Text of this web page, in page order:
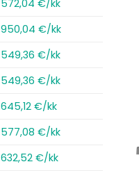
572,04 €/kk
950,04 €/kk
549,36 €/kk
549,36 €/kk
645,12 €/kk
577,08 €/kk
632,52 €/kk